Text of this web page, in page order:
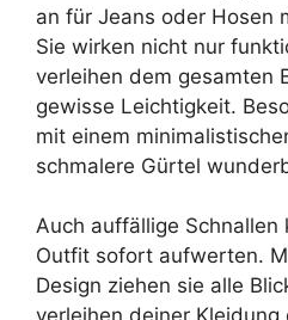
an für Jeans oder Hosen
Sie wirken nicht nur
verleihen dem gesamten
gewisse Leichtigkeit.
mit einem
schmalere Gürtel
Auch auffällige Schnallen
Outfit sofort aufwerten.
Design ziehen sie alle